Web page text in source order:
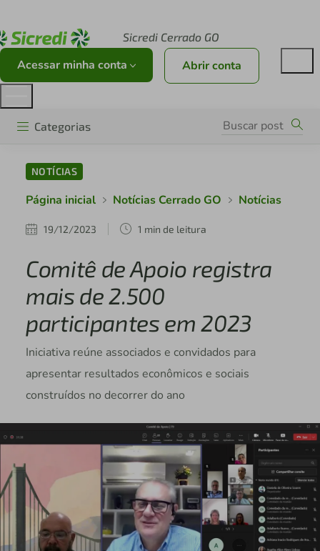
Sicredi Cerrado GO
Acessar minha conta Abrir conta
Categorias
NOTÍCIAS
Página inicial Notícias Cerrado GO Notícias
19/12/2023 1 min de leitura
Comitê de Apoio registra
mais de 2.500
participantes em 2023
Iniciativa reúne associados e convidados para
apresentar resultados econômicos e sociais
construídos no decorrer do ano